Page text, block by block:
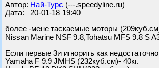
Автор: Най-Турс (---.speedyline.ru)
Дата: 20-01-18 19:40
более -мене таскаемые моторы
Nissan Marine NSF 9.8,Tohatsu MFS 9.8 S
Если первые 3и игнорить как
Yamaha F 9.9 JMHS (232куб.см)- 40кг.